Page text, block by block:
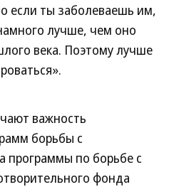
если ты заболеваешь им,
лучше, чем оно
века. Поэтому лучше
важность
борьбы с
программы по борьбе с
фонда